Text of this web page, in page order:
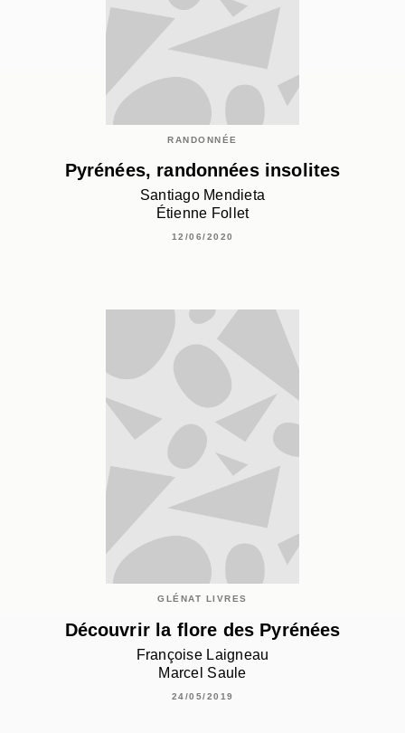
RANDONNÉE
Pyrénées, randonnées insolites
Santiago Mendieta
Étienne Follet
12/06/2020
GLÉNAT LIVRES
Découvrir la flore des Pyrénées
Françoise Laigneau
Marcel Saule
24/05/2019